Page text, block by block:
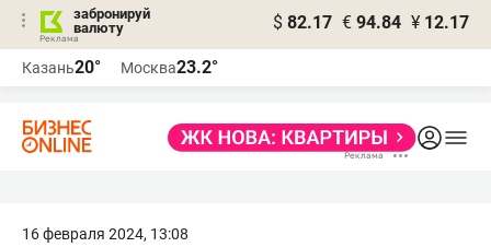
забронируй
валюту
$ 82.17 € 94.84 ¥ 12.17
Казань20° Москва23.2°
16 февраля 2024, 13:08